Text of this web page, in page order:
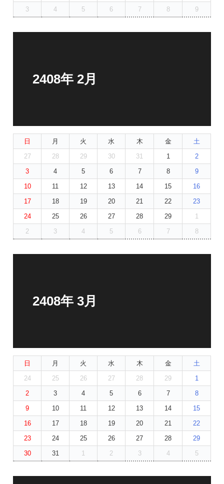
3
4 5 6 7 8 9
2408年 2月
日 月 火 水 木 金
土
27
28 29 30 31 1
2
3
4 5 6 7 8
9
10
11 12 13 14 15
16
17
18 19 20 21 22
23
24
25 26 27 28 29
1
2
3 4 5 6 7 8
2408年 3月
日 月 火 水 木 金
土
24
25 26 27 28 29
1
2
3 4 5 6 7
8
9
10 11 12 13 14
15
16
17 18 19 20 21
22
23
24 25 26 27 28
29
30
31 1 2 3 4 5